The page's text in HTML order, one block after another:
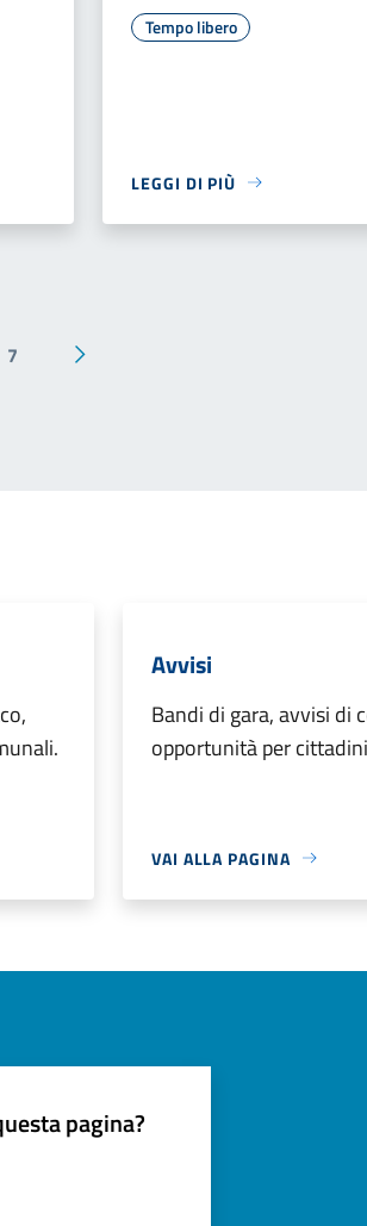
Tempo libero
LEGGI DI PIÙ
7
Pagina successiva
Avvisi
Bandi di gara, avvisi di
opportunità per
VAI ALLA PAGINA
pagina?